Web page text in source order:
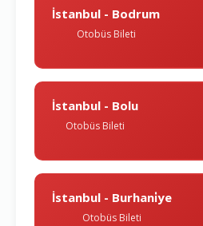
İstanbul - Bodrum
Otobüs Bileti
İstanbul - Bolu
Otobüs Bileti
İstanbul - Burhani̇ye
Otobüs Bileti